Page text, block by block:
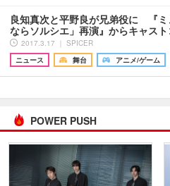
良知真次と平野良が兄弟役に 『ミ
ならソルシエ」再演』からキャス
2017.3.17 ｜ SPICER
ニュース
舞台 アニメ/ゲーム
POWER PUSH